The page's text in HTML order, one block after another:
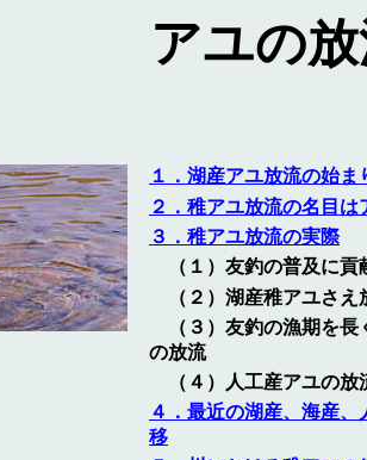
アユの
１．湖産アユ放流の始ま
２．稚アユ放流の名目は
３．稚アユ放流の実際
（１）友釣の普及に貢
（２）湖産稚アユさえ
（３）友釣の漁期を長
の放流
（４）人工産アユの放
４．最近の湖産、海産
移